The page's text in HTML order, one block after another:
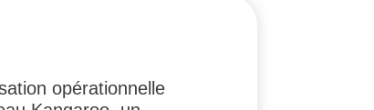
opérationnelle